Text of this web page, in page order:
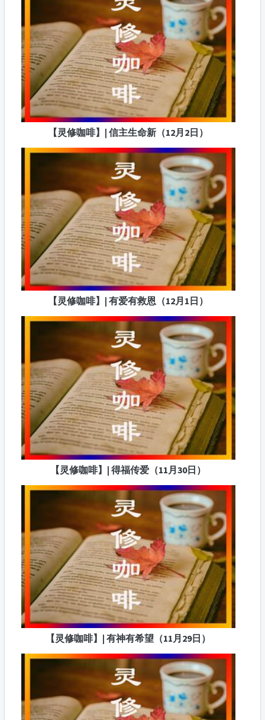
【灵修咖啡】| 信主生命新（12月2日）
【灵修咖啡】| 有爱有救恩（12月1日）
【灵修咖啡】| 得福传爱（11月30日）
【灵修咖啡】| 有神有希望（11月29日）